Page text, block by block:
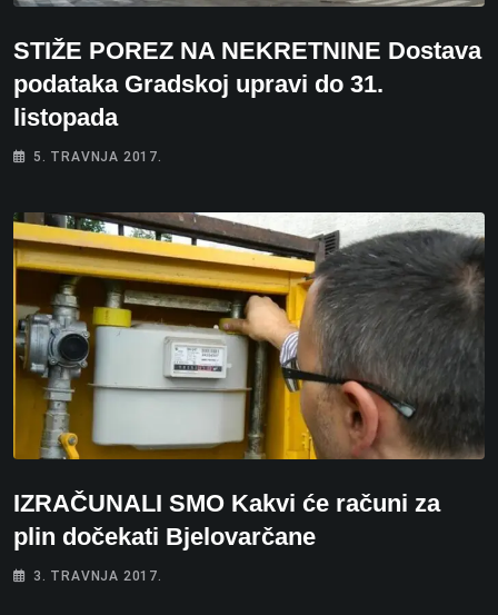
STIŽE POREZ NA NEKRETNINE Dostava
podataka Gradskoj upravi do 31.
listopada
5. TRAVNJA 2017.
IZRAČUNALI SMO Kakvi će računi za
plin dočekati Bjelovarčane
3. TRAVNJA 2017.